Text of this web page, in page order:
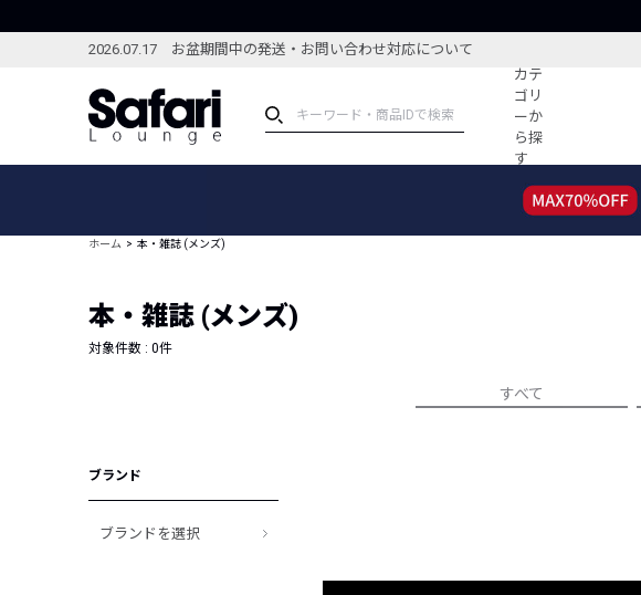
2026.07.17 お盆期間中の発送・お問い合わせ対応について
カテ
ゴリ
ーか
ら探
す
ブランドから探す
新着アイテム
編集部のおすすめアイテム
ホーム 本・雑誌 (メンズ)
本・雑誌 (メンズ)
対象件数 : 0件
すべて
ブランド
ブランドを選択